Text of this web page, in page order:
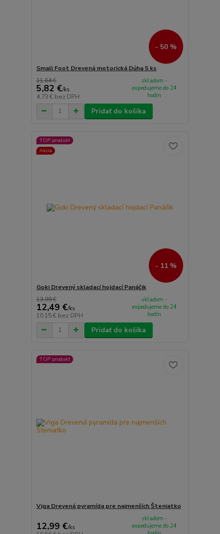
- 50 %
Small Foot Drevená motorická Dúha 5 ks
11,64 €
5,82 €/ks
4,73 € bez DPH
skladom -
expedujeme do 24
hodín
Pridať do košíka
TOP produkt
Akcia
- 11 %
Goki Drevený skladací hojdací Panáčik
13,99 €
12,49 €/ks
10,15 € bez DPH
skladom -
expedujeme do 24
hodín
Pridať do košíka
TOP produkt
Viga Drevená pyramída pre najmenších Šteniatko
12,99 €/ks
skladom -
expedujeme do 24